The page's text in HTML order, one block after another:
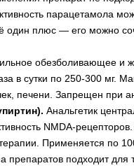
парацетамола
один плюс — его можно
обезболивающее
в сутки по 250-300 мг.
печени. Запрещен при
Анальгетик
NMDA-
Применяется по
препаратов подходит